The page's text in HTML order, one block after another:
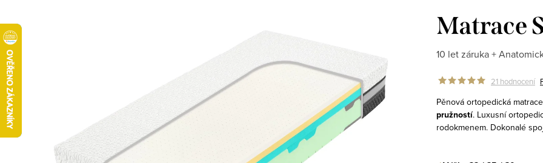
Matrace
10 let záruka +
21 hodnocení
Pěnová ortopedická matrace
pružností. Luxusní
rodokmenem. Dokonalé